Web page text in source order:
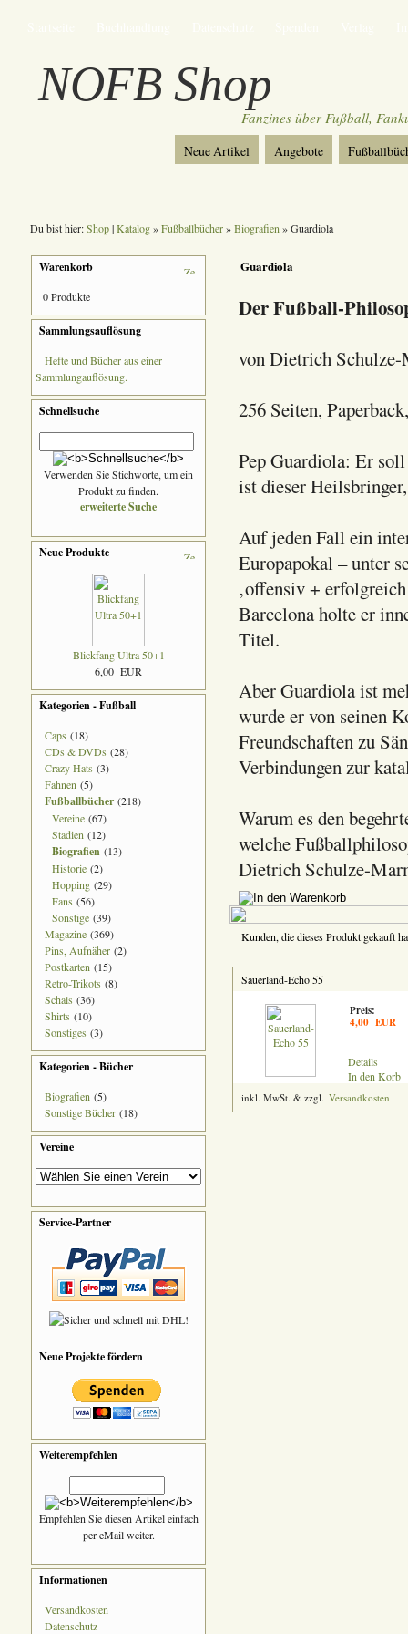
NOFB Shop
Fanzines über Fußball,
Neue Artikel Angebote
Du bist hier:Shop|Katalog»Fußballbücher»Biografien » Guardiola
Warenkorb
0 Produkte
Sammlungsauflösung
Hefte und Bücher aus einer
Sammlungauflösung.
Schnellsuche
Verwenden Sie Stichworte, um ein
Produkt zu finden.
erweiterte Suche
Neue Produkte
Blickfang Ultra 50+1
6,00 EUR
Kategorien - Fußball
Caps (18)
CDs & DVDs (28)
Crazy Hats (3)
Fahnen (5)
Fußballbücher (218)
Vereine (67)
Stadien (12)
Biografien (13)
Historie (2)
Hopping (29)
Fans (56)
Sonstige (39)
Magazine (369)
Pins, Aufnäher (2)
Postkarten (15)
Retro-Trikots (8)
Schals (36)
Shirts (10)
Sonstiges (3)
Kategorien - Bücher
Biografien (5)
Sonstige Bücher (18)
Vereine
Service-Partner
Neue Projekte fördern
Weiterempfehlen
Empfehlen Sie diesen Artikel einfach
per eMail weiter.
Informationen
Versandkosten
Datenschutz
Guardiola
Der Fußball-
von Dietrich
256 Seiten,
Pep Guardiola: Er
ist dieser
Auf jeden Fall ein
Europapokal – unter
‚offensiv +
Barcelona holte er
Titel.
Aber Guardiola ist
wurde er von seinen
Freundschaften zu
Verbindungen zur
Warum es den
welche
Dietrich Schulze-
Kunden, die dieses Produkt gekauft
Sauerland-Echo 55
Preis:
4,00 EUR
Details
In den Korb
inkl. MwSt. & zzgl. Versandkosten